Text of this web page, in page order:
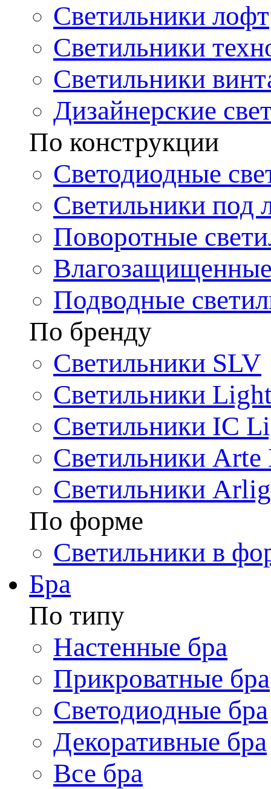
Светильники лофт
Светильники
Светильники
Дизайнерские
По конструкции
Светодиодные
Светильники под
Поворотные
Подводные
По бренду
Светильники SLV
Светильники
Светильники IC
Светильники Arte
Светильники
По форме
Светильники в
Бра
По типу
Настенные бра
Прикроватные бра
Светодиодные бра
Декоративные бра
Все бра